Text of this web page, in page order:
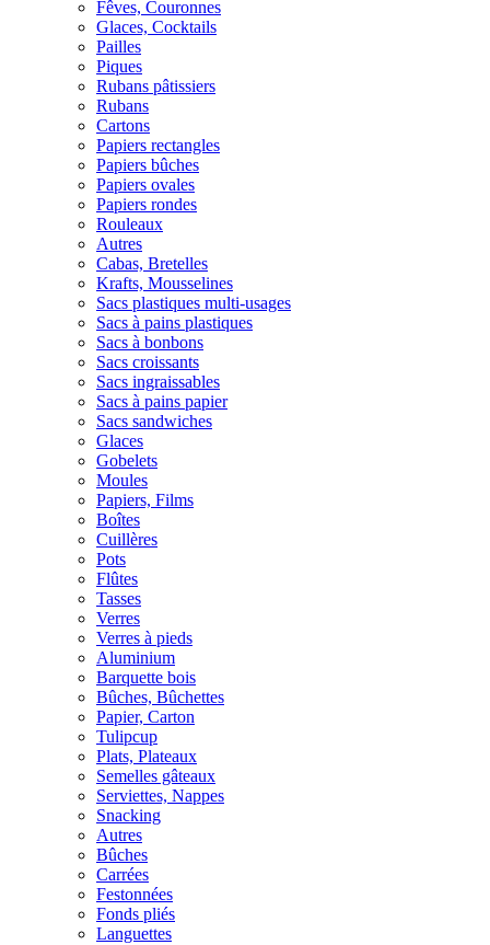
Fêves, Couronnes
Glaces, Cocktails
Pailles
Piques
Rubans pâtissiers
Rubans
Cartons
Papiers rectangles
Papiers bûches
Papiers ovales
Papiers rondes
Rouleaux
Autres
Cabas, Bretelles
Krafts, Mousselines
Sacs plastiques multi-usages
Sacs à pains plastiques
Sacs à bonbons
Sacs croissants
Sacs ingraissables
Sacs à pains papier
Sacs sandwiches
Glaces
Gobelets
Moules
Papiers, Films
Boîtes
Cuillères
Pots
Flûtes
Tasses
Verres
Verres à pieds
Aluminium
Barquette bois
Bûches, Bûchettes
Papier, Carton
Tulipcup
Plats, Plateaux
Semelles gâteaux
Serviettes, Nappes
Snacking
Autres
Bûches
Carrées
Festonnées
Fonds pliés
Languettes